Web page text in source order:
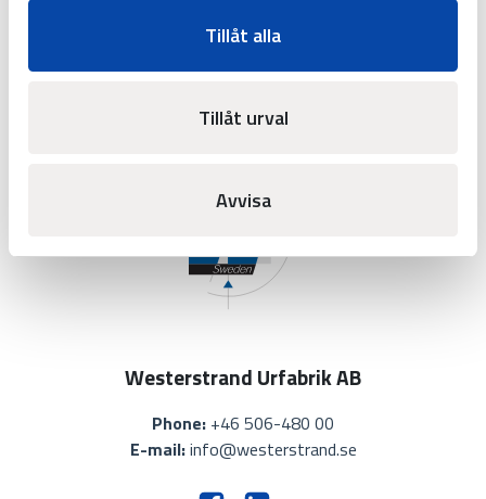
Tillåt alla
Tillåt urval
Avvisa
Westerstrand Urfabrik AB
Phone: +46 506-480 00
E-mail:info@westerstrand.se